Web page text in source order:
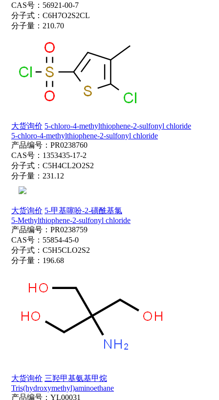
CAS号： 56921-00-7
分子式： C6H7O2S2CL
分子量： 210.70
大货询价 5-chloro-4-methylthiophene-2-sulfonyl chloride
5-chloro-4-methylthiophene-2-sulfonyl chloride
产品编号： PR0238760
CAS号： 1353435-17-2
分子式： C5H4CL2O2S2
分子量： 231.12
大货询价 5-甲基噻吩-2-磺酰基氯
5-Methylthiophene-2-sulfonyl chloride
产品编号： PR0238759
CAS号： 55854-45-0
分子式： C5H5CLO2S2
分子量： 196.68
大货询价 三羟甲基氨基甲烷
Tris(hydroxymethyl)aminoethane
产品编号： YL00031